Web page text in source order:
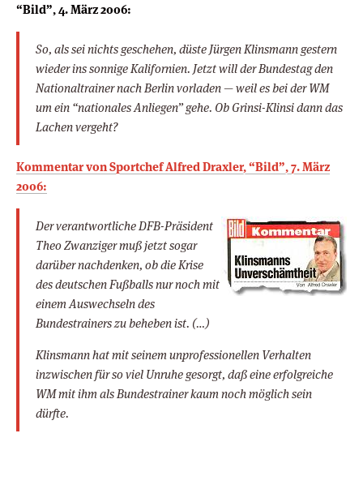
“Bild”, 4. März 2006:
So, als sei nichts geschehen, düste Jürgen Klinsmann gestern
wieder ins sonnige Kalifornien. Jetzt will der Bundestag den
Nationaltrainer nach Berlin vorladen — weil es bei der WM
um ein “nationales Anliegen” gehe. Ob Grinsi-Klinsi dann das
Lachen vergeht?
Kommentar von Sportchef Alfred Draxler, “Bild”, 7. März
2006:
Der verantwortliche DFB-Präsident
Theo Zwanziger muß jetzt sogar
darüber nachdenken, ob die Krise
des deutschen Fußballs nur noch mit
einem Auswechseln des
Bundestrainers zu beheben ist. (…)
Klinsmann hat mit seinem unprofessionellen Verhalten
inzwischen für so viel Unruhe gesorgt, daß eine erfolgreiche
WM mit ihm als Bundestrainer kaum noch möglich sein
dürfte.